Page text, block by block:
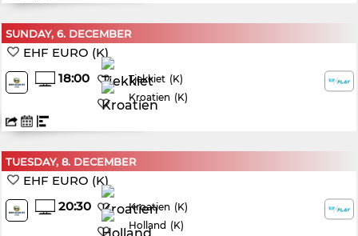
SUNDAY, 6. DECEMBER
EHF EURO (K)
18:00
Tjekkiet (K)
Kroatien (K)
TUESDAY, 8. DECEMBER
EHF EURO (K)
20:30
Kroatien (K)
Holland (K)